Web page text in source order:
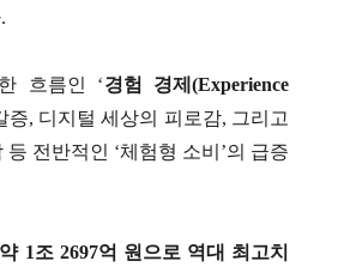
흐름인 ‘경험 경제(Experience
, 디지털 세상의 피로감, 그리고
전반적인 ‘체험형 소비’의 급증
1조 2697억 원으로 역대 최고치